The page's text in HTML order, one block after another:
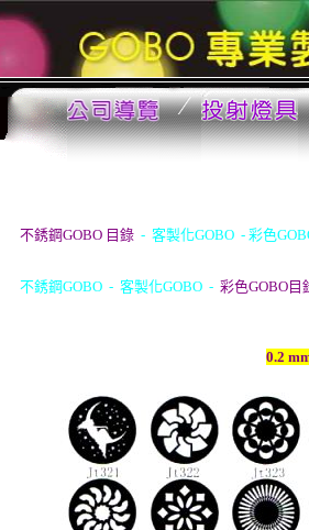
不銹鋼GOBO 目錄 - 客製化GOBO - 彩色
不銹鋼GOBO - 客製化GOBO - 彩色GOBO目
0.2